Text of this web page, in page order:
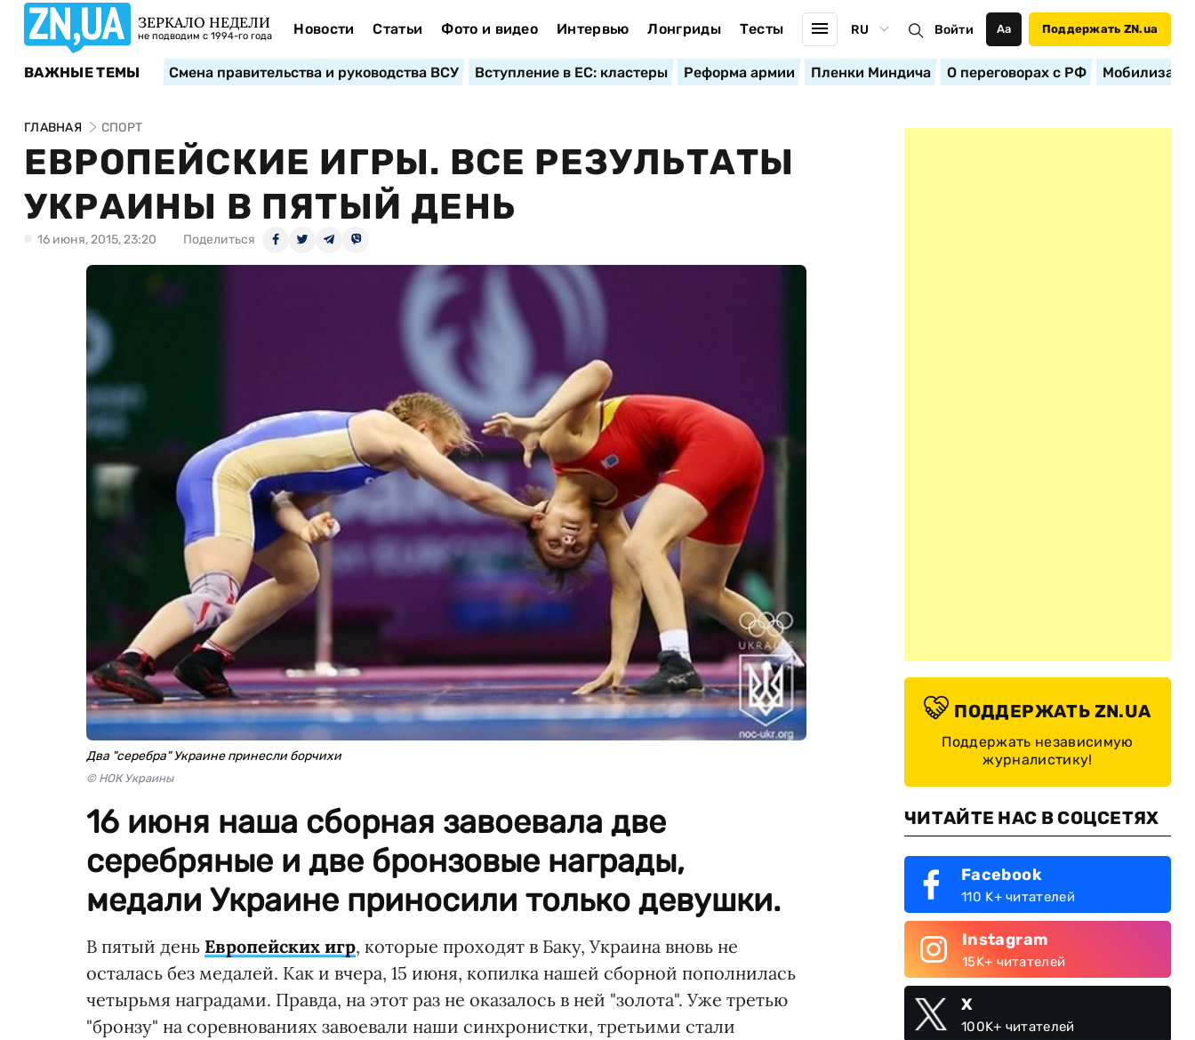
ЗЕРКАЛО НЕДЕЛИ
не подводим с 1994-го года Новости Статьи Фото и видео Интервью Лонгриды Тесты RU Войти Аа Поддержать ZN.ua
ВАЖНЫЕ ТЕМЫ Смена правительства и руководства ВСУ Вступление в ЕС: кластеры Реформа армии Пленки Миндича О переговорах с РФ
ГЛАВНАЯ СПОРТ
ЕВРОПЕЙСКИЕ ИГРЫ. ВСЕ РЕЗУЛЬТАТЫ
УКРАИНЫ В ПЯТЫЙ ДЕНЬ
16 июня, 2015, 23:20 Поделиться
Два "серебра" Украине принесли борчихи
© НОК Украины
16 июня наша сборная завоевала две
серебряные и две бронзовые награды,
медали Украине приносили только девушки.
В пятый день Европейских игр, которые проходят в Баку, Украина вновь не
осталась без медалей. Как и вчера, 15 июня, копилка нашей сборной пополнилась
четырьмя наградами. Правда, на этот раз не оказалось в ней "золота". Уже третью
"бронзу" на соревнованиях завоевали наши синхронистки, третьими стали
ПОДДЕРЖАТЬ ZN.UA
Поддержать независимую
журналистику!
ЧИТАЙТЕ НАС В СОЦСЕТЯХ
Facebook
110 K+ читателей
Instagram
15K+ читателей
X
100K+ читателей